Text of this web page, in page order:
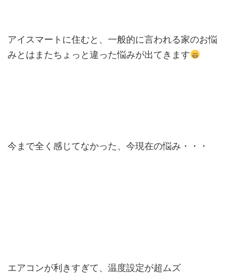
アイスマートに住むと、一般的に言われる家のお悩
みとはまたちょっと違った悩みが出てきます
今まで全く感じてなかった、今現在の悩み・・・
エアコンが利きすぎて、温度設定が超ムズ